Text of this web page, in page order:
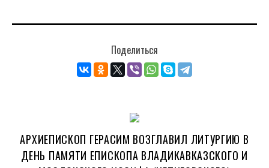
Поделиться
АРХИЕПИСКОП ГЕРАСИМ ВОЗГЛАВИЛ ЛИТУРГИЮ В
ДЕНЬ ПАМЯТИ ЕПИСКОПА ВЛАДИКАВКАЗСКОГО И